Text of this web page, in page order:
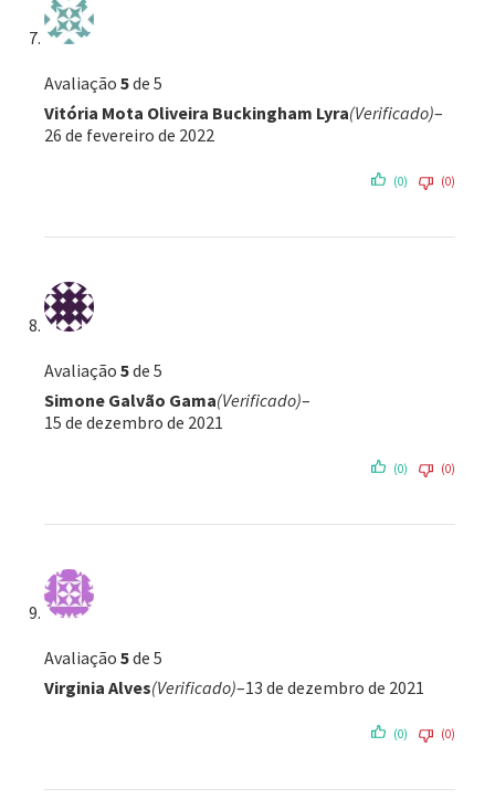
Avaliação 5de 5
Vitória Mota Oliveira Buckingham Lyra(Verificado)–
26 de fevereiro de 2022
(0) (0)
Avaliação 5de 5
Simone Galvão Gama(Verificado)–
15 de dezembro de 2021
(0) (0)
Avaliação 5de 5
Virginia Alves(Verificado)–13 de dezembro de 2021
(0) (0)